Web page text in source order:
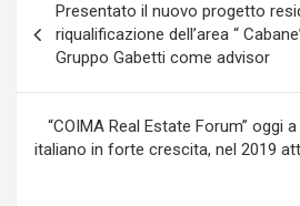
articoli
Presentato il nuovo progetto
riqualificazione dell’area “
Gruppo Gabetti come advisor
“COIMA Real Estate Forum” oggi
italiano in forte crescita, nel 2019